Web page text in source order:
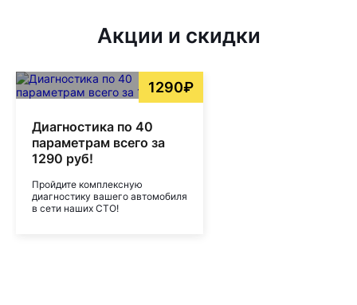
Акции и скидки
1290₽
Диагностика по 40
параметрам всего за
1290 руб!
Пройдите комплексную
диагностику вашего автомобиля
в сети наших СТО!